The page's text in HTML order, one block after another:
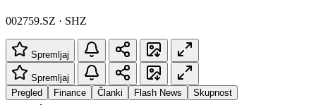
002759.SZ · SHZ
Spremljaj
Spremljaj
Pregled
Finance Članki Flash News Skupnost